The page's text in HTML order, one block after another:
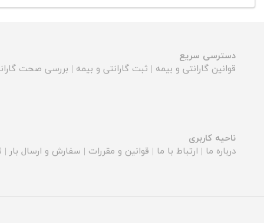
دسترسی سریع
قوانین گارانتی و بیمه | ثبت گارانتی و بیمه | بررسی صحت
ناحیه کاربری
درباره ما | ارتباط با ما | قوانین و مقررات | سفارش و ارسال بار |